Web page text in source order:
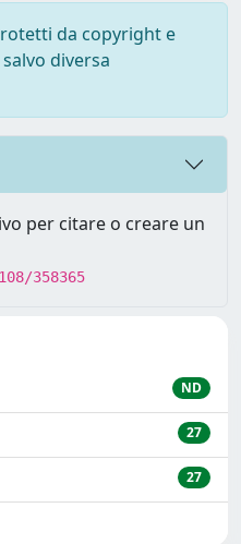
da copyright e
diversa
per citare o creare un
358365
ND
27
27